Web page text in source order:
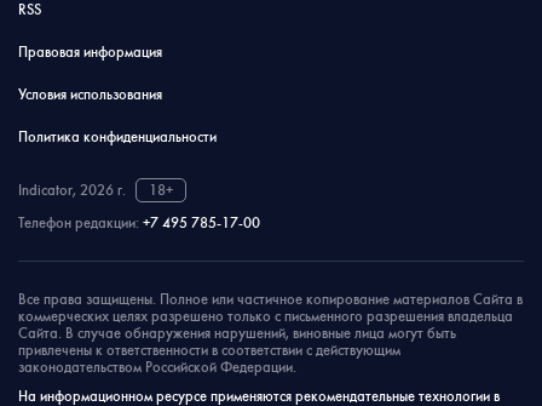
RSS
Правовая информация
Условия использования
Политика конфиденциальности
Indicator, 2026 г.
18+
Телефон редакции: +7 495 785-17-00
Все права защищены. Полное или частичное копирование материалов Сайта в
коммерческих целях разрешено только с письменного разрешения владельца
Сайта. В случае обнаружения нарушений, виновные лица могут быть
привлечены к ответственности в соответствии с действующим
законодательством Российской Федерации.
На информационном ресурсе применяются рекомендательные технологии в